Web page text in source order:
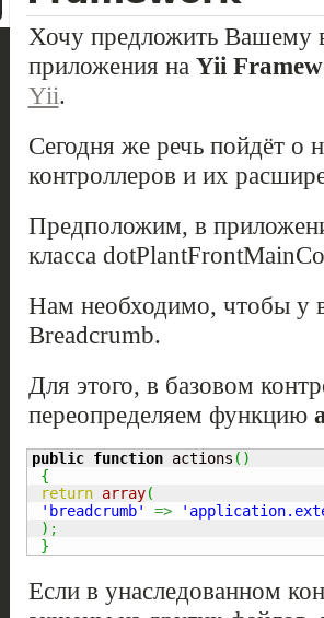
Хочу предложить Вашему
приложения на Yii
Yii.
Сегодня же речь пойдёт о
контроллеров и их
Предположим, в
класса
Нам необходимо, чтобы у
Breadcrumb.
Для этого, в базовом
переопределяем функцию
public function actions ( )
{
return array(
'breadcrumb'
=>
) ;
}
Если в унаследованном